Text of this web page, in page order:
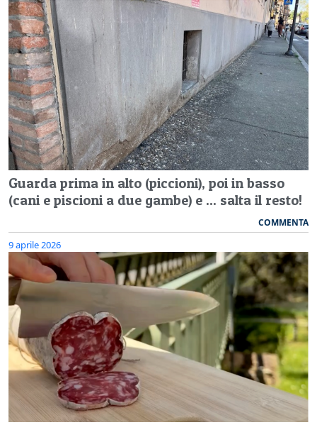
Guarda prima in alto (piccioni), poi in basso
(cani e piscioni a due gambe) e ... salta il resto!
COMMENTA
9 aprile 2026